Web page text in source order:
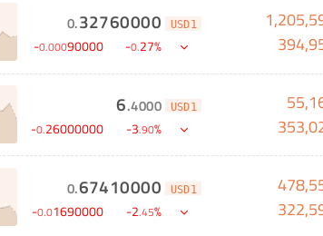
0.32760000 USD1
-0.00090000 -0.27%
6.4000 USD1
-0.26000000 -3.90%
0.67410000 USD1
-0.01690000 -2.45%